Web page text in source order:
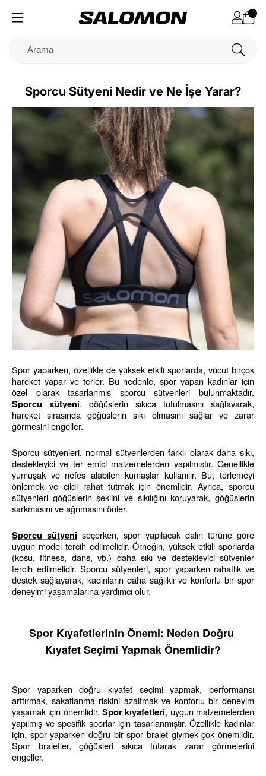
Sporcu Sütyeni Nedir ve Ne İşe Yarar?
Spor yaparken, özellikle de yüksek etkili sporlarda, vücut birçok
hareket yapar ve terler. Bu nedenle, spor yapan kadınlar için
Sporcu sütyeni, göğüslerin sıkıca tutulmasını sağlayarak,
hareket sırasında göğüslerin sıkı olmasını sağlar ve zarar
görmesini engeller.
Sporcu sütyenleri, normal sütyenlerden farklı olarak daha sıkı,
destekleyici ve ter emici malzemelerden yapılmıştır. Genellikle
yumuşak ve nefes alabilen kumaşlar kullanılır. Bu, terlemeyi
önlemek ve cildi rahat tutmak için önemlidir. Ayrıca, sporcu
sütyenleri göğüslerin şeklini ve sıkılığını koruyarak, göğüslerin
sarkmasını ve ağrımasını önler.
Sporcu sütyeni seçerken, spor yapılacak dalın türüne göre
uygun model tercih edilmelidir. Örneğin, yüksek etkili sporlarda
(koşu, fitness, dans, vb.) daha sıkı ve destekleyici sütyenler
tercih edilmelidir. Sporcu sütyenleri, spor yaparken rahatlık ve
destek sağlayarak, kadınların daha sağlıklı ve konforlu bir spor
deneyimi yaşamalarına yardımcı olur.
Spor Kıyafetlerinin Önemi: Neden Doğru
Kıyafet Seçimi Yapmak Önemlidir?
Spor yaparken doğru kıyafet seçimi yapmak, performansı
arttırmak, sakatlanma riskini azaltmak ve konforlu bir deneyim
yaşamak için önemlidir. Spor kıyafetleri, uygun malzemelerden
yapılmış ve spesifik sporlar için tasarlanmıştır. Özellikle kadınlar
için, spor yaparken doğru bir spor bralet giymek çok önemlidir.
Spor braletler, göğüsleri sıkıca tutarak zarar görmelerini
engeller.